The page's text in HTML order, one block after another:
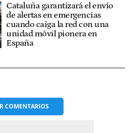
Cataluña garantizará el envío
de alertas en emergencias
cuando caiga la red con una
unidad móvil pionera en
España
COMENTARIOS